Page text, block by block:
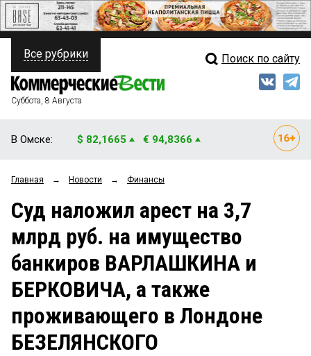
ПОЛИТИКА
ФИНАНСЫ
ОБЩЕСТВО
ЗАКОН
НОВОСТИ КОМПАНИЙ
ПРОИСШЕСТВИЯ
СТИЛЬ ЖИЗНИ
Свежий выпуск
Рейтинги
Блоги
Архив
Все рубрики Поиск по сайту
Суббота, 8 Августа
В Омске: $ 82,1665 € 94,8366
Главная → Новости → Финансы
Суд наложил арест на 3,7
млрд руб. на имущество
банкиров ВАРЛАШКИНА и
БЕРКОВИЧА, а также
проживающего в Лондоне
БЕЗЕЛЯНСКОГО